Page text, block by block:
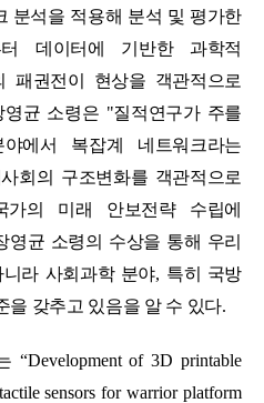
분석을 적용해 분석 및 평가한
터 데이터에 기반한 과학적
패권전이 현상을 객관적으로
영균 소령은 "질적연구가 주를
에서 복잡계 네트워크라는
회의 구조변화를 객관적으로
의 미래 안보전략 수립에
영균 소령의 수상을 통해 우리
라 사회과학 분야, 특히 국방
을 갖추고 있음을 알 수 있다.
“Development of 3D printable
sensors for warrior platform